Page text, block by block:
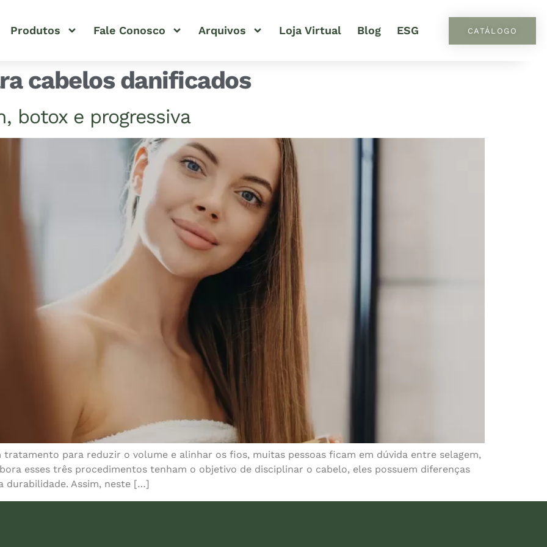
Produtos Fale Conosco Arquivos Loja Virtual Blog ESG CATÁLOGO
cabelos danificados
botox e progressiva
para reduzir o volume e alinhar os fios, muitas pessoas ficam em dúvida entre selagem,
esses três procedimentos tenham o objetivo de disciplinar o cabelo, eles possuem diferenças
durabilidade. Assim, neste […]